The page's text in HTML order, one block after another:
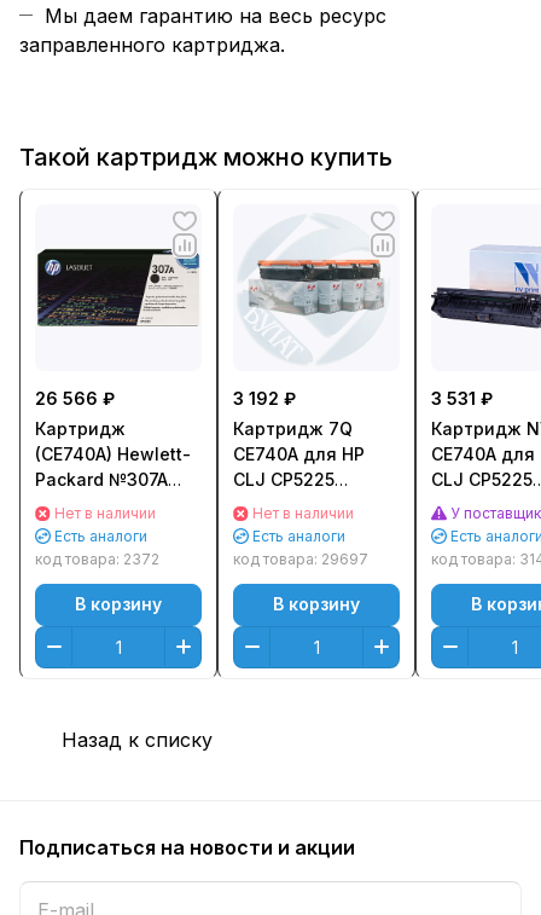
Мы даем гарантию на весь ресурс
заправленного картриджа.
Такой картридж можно купить
26 566 ₽
Картридж
(CE740A) Hewlett-
Packard №307A
для HP CLJ
CP5225 Черный
(Black)
Оригинальный
Нет в наличии
Есть аналоги
код товара: 2372
В корзину
3 192 ₽
Картридж 7Q
CE740A для HP
CLJ CP5225
(7000стр.) Черный
(Black)
Нет в наличии
Есть аналоги
код товара: 29697
В корзину
3 531 ₽
Картридж
CE740A для
CLJ CP5225
(7000стр.)
(Black)
У
Есть
код товара:
В
Назад к списку
Подписаться на новости и акции